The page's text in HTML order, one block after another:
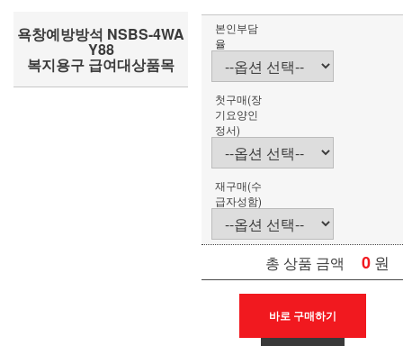
욕창예방방석 NSBS-4WA
Y88
복지용구 급여대상품목
본인부담
율
첫구매(장
기요양인
정서)
재구매(수
급자성함)
총 상품 금액 0 원
바로 구매하기